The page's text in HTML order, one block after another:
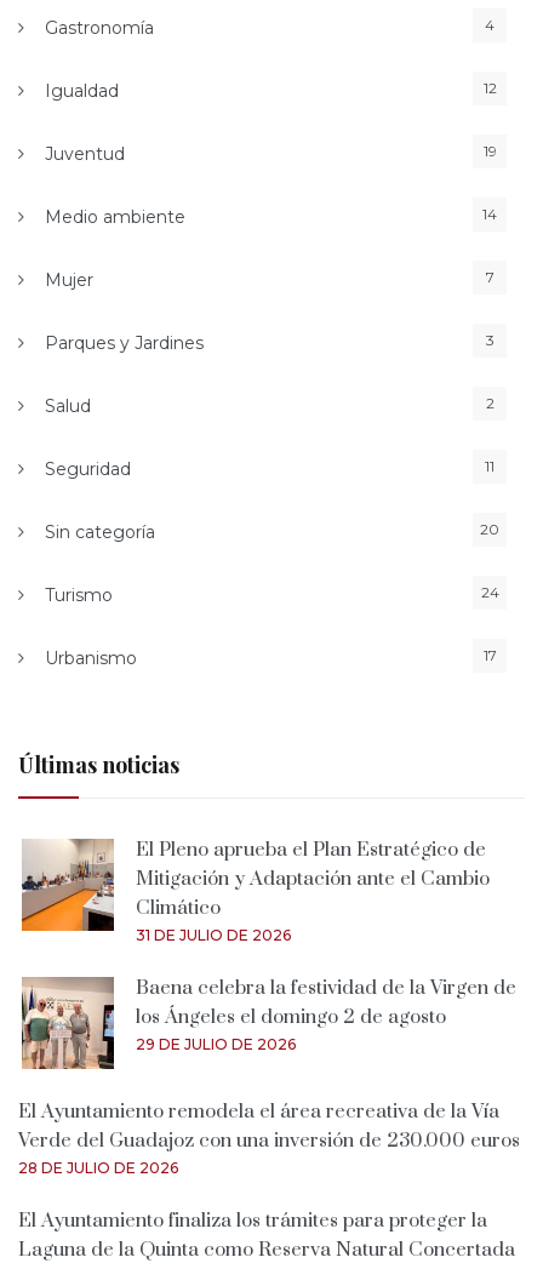
Gastronomía 4
Igualdad 12
Juventud 19
Medio ambiente 14
Mujer 7
Parques y Jardines 3
Salud 2
Seguridad 11
Sin categoría 20
Turismo 24
Urbanismo 17
Últimas noticias
El Pleno aprueba el Plan Estratégico de
Mitigación y Adaptación ante el Cambio
Climático
31 DE JULIO DE 2026
Baena celebra la festividad de la Virgen de
los Ángeles el domingo 2 de agosto
29 DE JULIO DE 2026
El Ayuntamiento remodela el área recreativa de la Vía
Verde del Guadajoz con una inversión de 230.000 euros
28 DE JULIO DE 2026
El Ayuntamiento finaliza los trámites para proteger la
Laguna de la Quinta como Reserva Natural Concertada